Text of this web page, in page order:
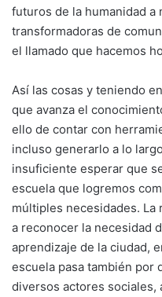
futuros de la humanidad a
transformadoras de
el llamado que hacemos
Así las cosas y teniendo
que avanza el
ello de contar con
incluso generarlo a lo
insuficiente esperar que
escuela que logremos
múltiples necesidades. La
a reconocer la necesidad
aprendizaje de la ciudad,
escuela pasa también por
diversos actores sociales,